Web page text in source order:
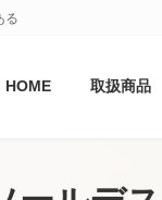
る
HOME 取扱商品